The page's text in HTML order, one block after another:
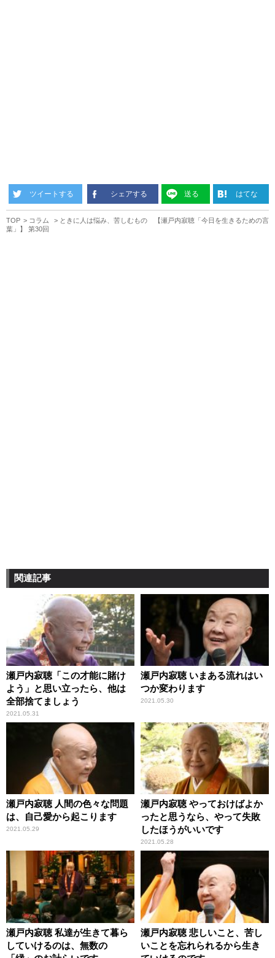
ツイートする シェアする 送る はてな
TOP コラム
ときに人は悩み、苦しむもの 【瀬戸内寂聴「今日を生きるための言
葉」】 第30回
関連記事
瀬戸内寂聴「この才能に賭け
よう」と思い立ったら、他は
全部捨てましょう
2021.05.31
瀬戸内寂聴 いまある流れはい
つか変わります
2021.05.30
瀬戸内寂聴 人間の色々な問題
は、自己愛から起こります
2021.05.29
瀬戸内寂聴 やっておけばよか
ったと思うなら、やって失敗
したほうがいいです
2021.05.28
瀬戸内寂聴 私達が生きて暮ら
していけるのは、無数の
瀬戸内寂聴 悲しいこと、苦し
いことを忘れられるから生き